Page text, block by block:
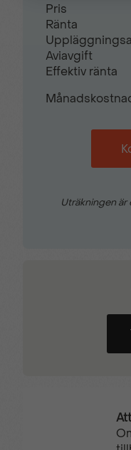
Pris
Ränta
Aviavgift
Effektiv ränta
Uträkningen är